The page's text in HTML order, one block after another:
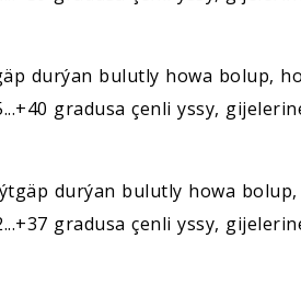
durýan bulutly howa bolup,
gradusa çenli yssy,
durýan bulutly howa
gradusa çenli yssy,